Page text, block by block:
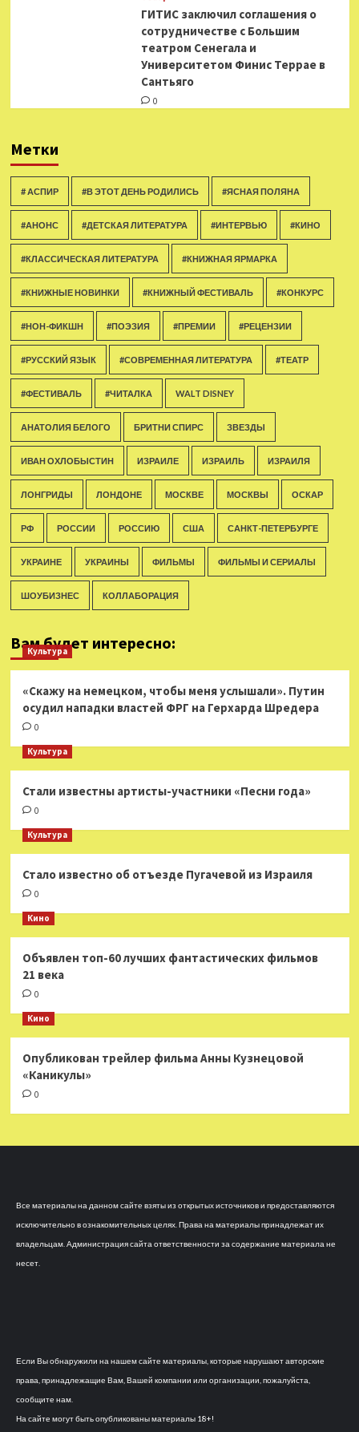
ГИТИС заключил соглашения о
сотрудничестве с Большим
театром Сенегала и
Университетом Финис Террае в
Сантьяго
0
Метки
# АСПИР #В ЭТОТ ДЕНЬ РОДИЛИСЬ #ЯСНАЯ ПОЛЯНА
#АНОНС #ДЕТСКАЯ ЛИТЕРАТУРА #ИНТЕРВЬЮ #КИНО
#КЛАССИЧЕСКАЯ ЛИТЕРАТУРА #КНИЖНАЯ ЯРМАРКА
#КНИЖНЫЕ НОВИНКИ #КНИЖНЫЙ ФЕСТИВАЛЬ #КОНКУРС
#НОН-ФИКШН #ПОЭЗИЯ #ПРЕМИИ #РЕЦЕНЗИИ
#РУССКИЙ ЯЗЫК #СОВРЕМЕННАЯ ЛИТЕРАТУРА #ТЕАТР
#ФЕСТИВАЛЬ #ЧИТАЛКА WALT DISNEY
АНАТОЛИЯ БЕЛОГО БРИТНИ СПИРС ЗВЕЗДЫ
ИВАН ОХЛОБЫСТИН ИЗРАИЛЕ ИЗРАИЛЬ ИЗРАИЛЯ
ЛОНГРИДЫ ЛОНДОНЕ МОСКВЕ МОСКВЫ ОСКАР
РФ РОССИИ РОССИЮ США САНКТ-ПЕТЕРБУРГЕ
УКРАИНЕ УКРАИНЫ ФИЛЬМЫ ФИЛЬМЫ И СЕРИАЛЫ
ШОУБИЗНЕС КОЛЛАБОРАЦИЯ
Вам будет интересно:
Культура
«Скажу на немецком, чтобы меня услышали». Путин
осудил нападки властей ФРГ на Герхарда Шредера
0
Культура
Стали известны артисты-участники «Песни года»
0
Культура
Стало известно об отъезде Пугачевой из Израиля
0
Кино
Объявлен топ-60 лучших фантастических фильмов
21 века
0
Кино
Опубликован трейлер фильма Анны Кузнецовой
«Каникулы»
0
Все материалы на данном сайте взяты из открытых источников и предоставляются
исключительно в ознакомительных целях. Права на материалы принадлежат их
владельцам. Администрация сайта ответственности за содержание материала не
несет.
Если Вы обнаружили на нашем сайте материалы, которые нарушают авторские
права, принадлежащие Вам, Вашей компании или организации, пожалуйста,
сообщите нам.
На сайте могут быть опубликованы материалы 18+!